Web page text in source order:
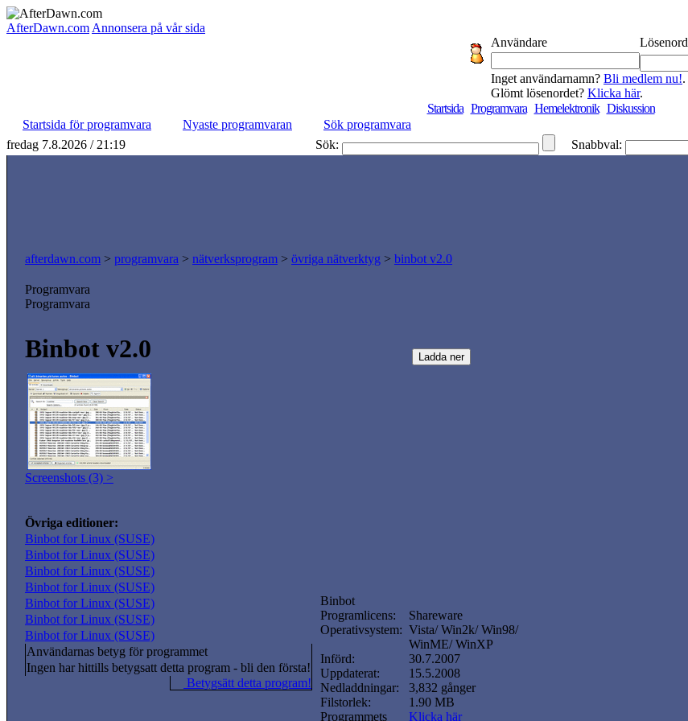
AfterDawn.com Annonsera på vår sida
Användare
Lösenord
Inget användarnamn? Bli medlem nu!.
Glömt lösenordet? Klicka här.
Startsida Programvara Hemelektronik Diskussion
Startsida för programvara
Nyaste programvaran
Sök programvara
fredag 7.8.2026 / 21:19
Sök: Snabbval:
afterdawn.com > programvara > nätverksprogram > övriga nätverktyg > binbot v2.0
Programvara
Programvara
Binbot v2.0
Screenshots (3) >
Övriga editioner:
Binbot for Linux (SUSE)
Binbot for Linux (SUSE)
Binbot for Linux (SUSE)
Binbot for Linux (SUSE)
Binbot for Linux (SUSE)
Binbot for Linux (SUSE)
Binbot for Linux (SUSE)
Binbot
Programlicens:
Shareware
Operativsystem: Vista/ Win2k/ Win98/
WinME/ WinXP
Införd:
30.7.2007
Uppdaterat:
15.5.2008
Nedladdningar:
3,832 gånger
Filstorlek:
1.90 MB
Programmets
Klicka här
Användarnas betyg för programmet
Ingen har hittills betygsatt detta program - bli den första!
Betygsätt detta program!